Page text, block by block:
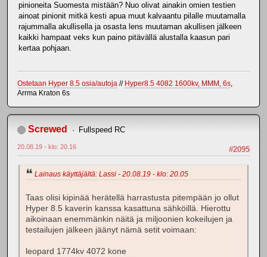
pinioneita Suomesta mistään? Nuo olivat ainakin omien testien
ainoat pinionit mitkä kesti apua muut kalvaantu pilalle muutamalla
rajummalla akullisella ja osasta lens muutaman akullisen jälkeen
kaikki hampaat veks kun paino pitävällä alustalla kaasun pari
kertaa pohjaan.
Ostetaan Hyper 8.5 osia/autoja // Hyper8.5 4082 1600kv, MMM, 6s,
Arrma Kraton 6s
Screwed Fullspeed RC
#2095
20.08.19 - klo: 20.16
Lainaus käyttäjältä: Lassi - 20.08.19 - klo: 20.05
Taas olisi kipinää herätellä harrastusta pitempään jo ollut
Hyper 8.5 kaverin kanssa kasattuna sähköillä. Hierottu
aikoinaan enemmänkin näitä ja miljoonien kokeilujen ja
testailujen jälkeen jäänyt nämä setit voimaan:
leopard 1774kv 4072 kone